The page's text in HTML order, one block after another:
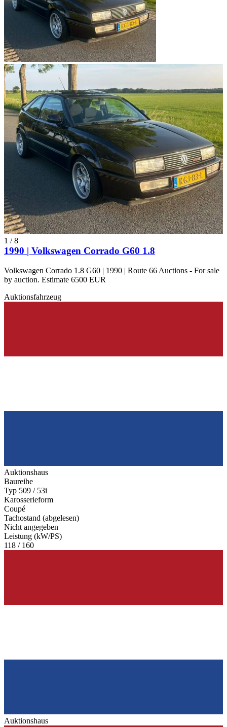
1 /8
1990 | Volkswagen Corrado G60 1.8
Volkswagen Corrado 1.8 G60 | 1990 | Route 66 Auctions - For sale
by auction. Estimate 6500 EUR
Auktionsfahrzeug
Auktionshaus
Baureihe
Typ 509 / 53i
Karosserieform
Coupé
Tachostand (abgelesen)
Nicht angegeben
Leistung (kW/PS)
118 / 160
Auktionshaus